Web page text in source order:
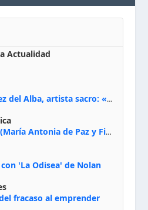
Actualidad
José Ricardo González del Alba, artista sacro: «Yo oro, hablo con Dios, le pido al Espíritu Santo su inspiración y siempre pinto rezando el rosario para que sea Él quien actúe a través de mis manos»
Santa Mama Antula (María Antonia de Paz y Figueroa)
'La Odisea' de Nolan
fracaso al emprender